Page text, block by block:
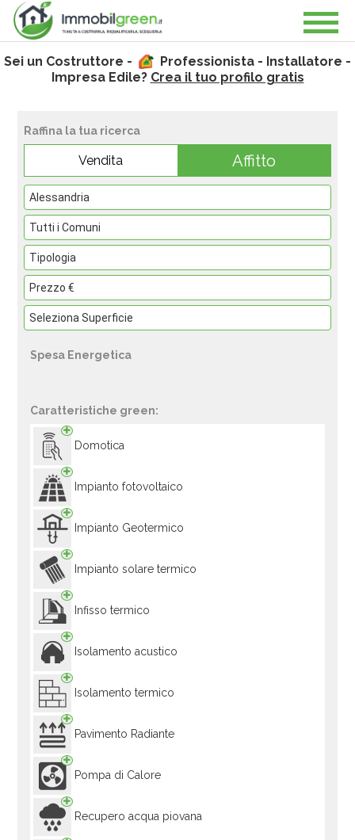
Sei un Costruttore -
Professionista - Installatore -
Impresa Edile? Crea il tuo profilo gratis
Raffina la tua ricerca
Vendita Affitto
Spesa Energetica
Caratteristiche green:
Domotica
Impianto fotovoltaico
Impianto Geotermico
Impianto solare termico
Infisso termico
Isolamento acustico
Isolamento termico
Pavimento Radiante
Pompa di Calore
Recupero acqua piovana